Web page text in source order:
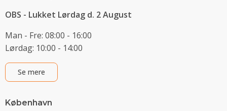
OBS - Lukket Lørdag d. 2 August
Man - Fre: 08:00 - 16:00
Lørdag: 10:00 - 14:00
Se mere
København